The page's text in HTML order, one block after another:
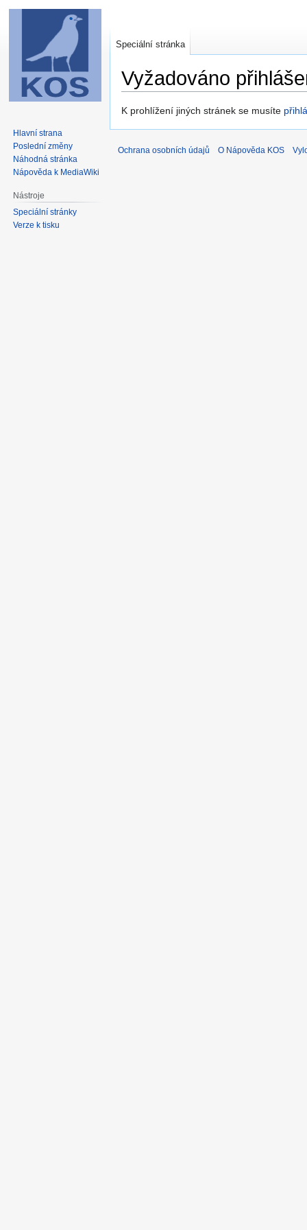
Vyžadováno
Skočit
Skočit
K prohlížení jiných stránek se musíte
Speciální stránka
Hlavní strana
Poslední změny
Náhodná stránka
Nápověda k MediaWiki
Nástroje
Speciální stránky
Verze k tisku
Ochrana osobních údajů O Nápověda KOS